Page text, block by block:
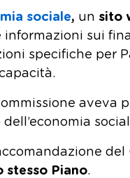
sociale, un sito
informazioni sui
specifiche per
aveva
del
stesso Piano.